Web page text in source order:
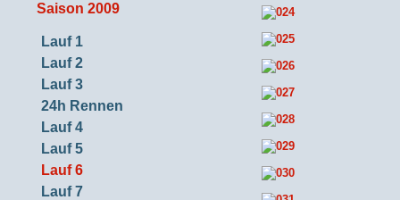
Saison 2009
Lauf 1
Lauf 2
Lauf 3
24h Rennen
Lauf 4
Lauf 5
Lauf 6
Lauf 7